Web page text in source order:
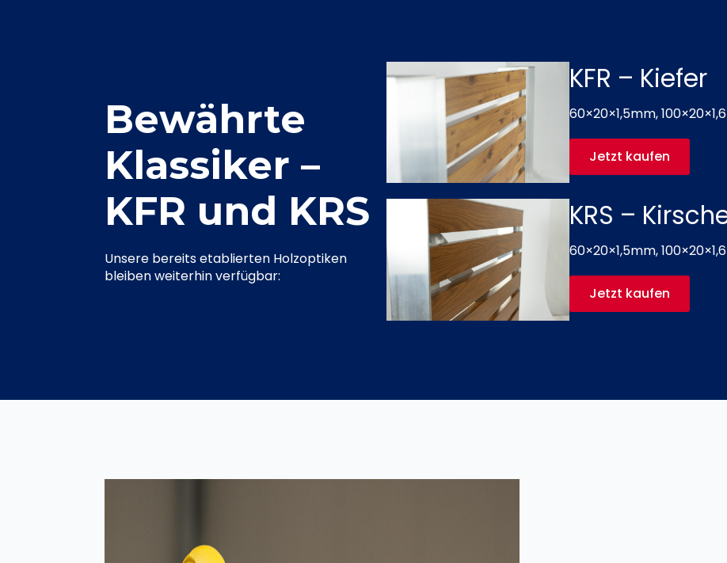
Bewährte
Klassiker –
KFR und KRS
Unsere bereits etablierten Holzoptiken
bleiben weiterhin verfügbar:
KFR – Kiefer
60×20×1,5mm,
Jetzt kaufen
KRS –
60×20×1,5mm,
Jetzt kaufen